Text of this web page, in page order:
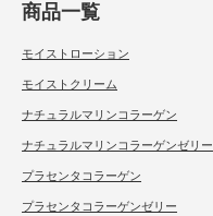
商品一覧
モイストローション
モイストクリーム
ナチュラルマリンコラーゲン
ナチュラルマリンコラーゲンゼリー
プラセンタコラーゲン
プラセンタコラーゲンゼリー